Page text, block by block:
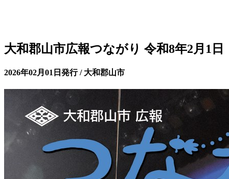
大和郡山市広報つながり 令和8年2月1日
2026年02月01日発行 / 大和郡山市